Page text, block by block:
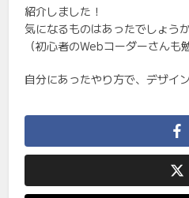
紹介しました！
気になるものはあったでしょう
（初心者のWebコーダーさん
自分にあったやり方で、デザイ